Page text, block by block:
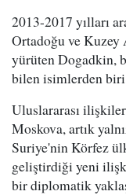
2013-2017 yılları
Ortadoğu ve Kuzey
yürüten Dogadkin,
bilen isimlerden
Uluslararası
Moskova, artık
Suriye'nin Körfez
geliştirdiği yeni
bir diplomatik